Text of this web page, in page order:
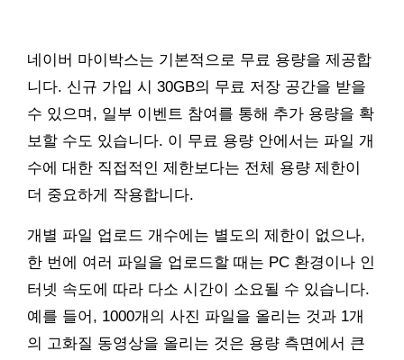
네이버 마이박스는 기본적으로 무료 용량을 제공합
니다. 신규 가입 시 30GB의 무료 저장 공간을 받을
수 있으며, 일부 이벤트 참여를 통해 추가 용량을 확
보할 수도 있습니다. 이 무료 용량 안에서는 파일 개
수에 대한 직접적인 제한보다는 전체 용량 제한이
더 중요하게 작용합니다.
개별 파일 업로드 개수에는 별도의 제한이 없으나,
한 번에 여러 파일을 업로드할 때는 PC 환경이나 인
터넷 속도에 따라 다소 시간이 소요될 수 있습니다.
예를 들어, 1000개의 사진 파일을 올리는 것과 1개
의 고화질 동영상을 올리는 것은 용량 측면에서 큰